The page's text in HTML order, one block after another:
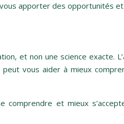
apporter des opportunités
et non une science exacte.
vous aider à mieux
comprendre et mieux